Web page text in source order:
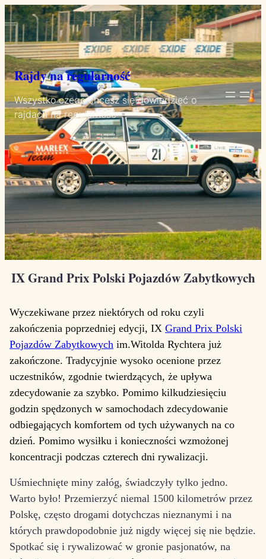
Przejdź
do
treści
Rajdy na regularność
Wszystko czego chcesz się dowiedzieć o
rajdach na regularność
IX Grand Prix Polski Pojazdów Zabytkowych
Wyczekiwane przez niektórych od roku czyli
zakończenia poprzedniej edycji, IX Grand Prix Polski
Pojazdów Zabytkowych im.Witolda Rychtera już
zakończone. Tradycyjnie wysoko ocenione przez
uczestników, zgodnie twierdzących, że upływa
zdecydowanie za szybko. Pomimo kilkudziesięciu
godzin spędzonych w samochodach zdecydowanie
odbiegających komfortem od tych używanych na co
dzień. Pomimo wysiłku i konieczności wzmożonej
koncentracji podczas czterech dni rywalizacji.
Uśmiechnięte miny załóg, świadczyły tylko jedno.
Warto było! Przemierzyć niemal 1500 kilometrów przez
Polskę, często drogami dotychczas nieznanymi i na
których prawdopodobnie już nigdy więcej się nie będzie.
Spotkać się i rywalizować w gronie pasjonatów, na